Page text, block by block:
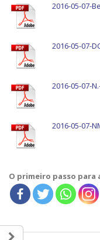
2016-05-07-
2016-05-07-
2016-05-07-
2016-05-07-
O primeiro passo para